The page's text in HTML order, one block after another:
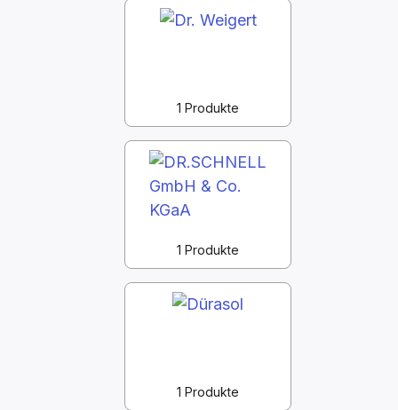
1 Produkte
1 Produkte
1 Produkte